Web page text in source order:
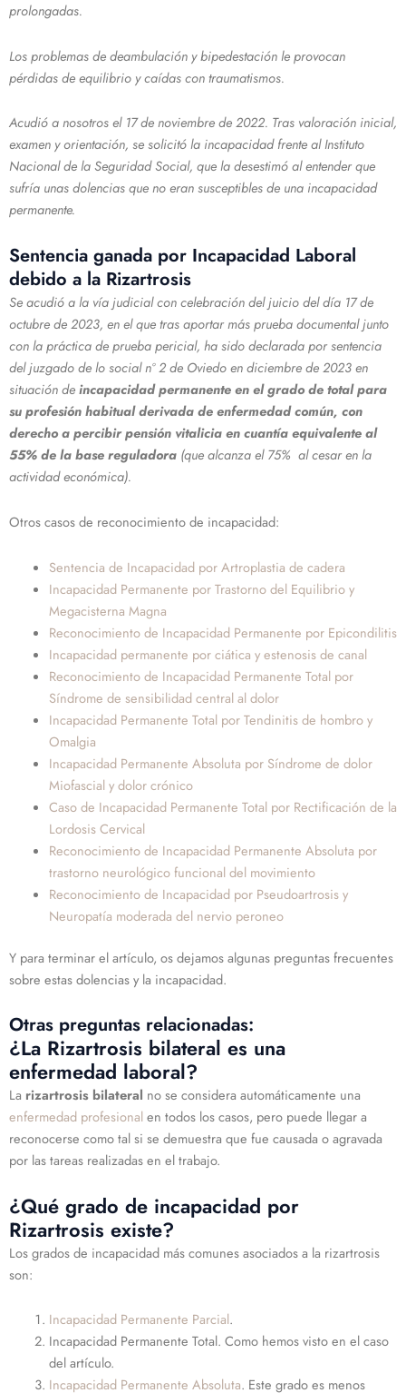
prolongadas.
Los problemas de deambulación y bipedestación le provocan
pérdidas de equilibrio y caídas con traumatismos.
Acudió a nosotros el 17 de noviembre de 2022. Tras valoración inicial,
examen y orientación, se solicitó la incapacidad frente al Instituto
Nacional de la Seguridad Social, que la desestimó al entender que
sufría unas dolencias que no eran susceptibles de una incapacidad
permanente.
Sentencia ganada por Incapacidad Laboral
debido a la Rizartrosis
Se acudió a la vía judicial con celebración del juicio del día 17 de
octubre de 2023, en el que tras aportar más prueba documental junto
con la práctica de prueba pericial, ha sido declarada por sentencia
del juzgado de lo social nº 2 de Oviedo en diciembre de 2023 en
situación deincapacidad permanente en el grado de total para
su profesión habitual derivada de enfermedad común, con
derecho a percibir pensión vitalicia en cuantía equivalente al
55% de la base reguladora (que alcanza el 75% al cesar en la
actividad económica).
Otros casos de reconocimiento de incapacidad:
Sentencia de Incapacidad por Artroplastia de cadera
Incapacidad Permanente por Trastorno del Equilibrio y
Megacisterna Magna
Reconocimiento de Incapacidad Permanente por Epicondilitis
Incapacidad permanente por ciática y estenosis de canal
Reconocimiento de Incapacidad Permanente Total por
Síndrome de sensibilidad central al dolor
Incapacidad Permanente Total por Tendinitis de hombro y
Omalgia
Incapacidad Permanente Absoluta por Síndrome de dolor
Miofascial y dolor crónico
Caso de Incapacidad Permanente Total por Rectificación de la
Lordosis Cervical
Reconocimiento de Incapacidad Permanente Absoluta por
trastorno neurológico funcional del movimiento
Reconocimiento de Incapacidad por Pseudoartrosis y
Neuropatía moderada del nervio peroneo
Y para terminar el artículo, os dejamos algunas preguntas frecuentes
sobre estas dolencias y la incapacidad.
Otras preguntas relacionadas:
¿La Rizartrosis bilateral es una
enfermedad laboral?
La rizartrosis bilateral no se considera automáticamente una
enfermedad profesionalen todos los casos, pero puede llegar a
reconocerse como tal si se demuestra que fue causada o agravada
por las tareas realizadas en el trabajo.
¿Qué grado de incapacidad por
Rizartrosis existe?
Los grados de incapacidad más comunes asociados a la rizartrosis
son:
Incapacidad Permanente Parcial.
Incapacidad Permanente Total. Como hemos visto en el caso
del artículo.
Incapacidad Permanente Absoluta. Este grado es menos